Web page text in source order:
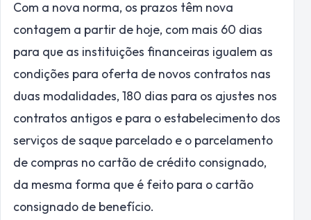
Com a nova norma, os prazos têm nova
contagem a partir de hoje, com mais 60 dias
para que as instituições financeiras igualem as
condições para oferta de novos contratos nas
duas modalidades, 180 dias para os ajustes nos
contratos antigos e para o estabelecimento dos
serviços de saque parcelado e o parcelamento
de compras no cartão de crédito consignado,
da mesma forma que é feito para o cartão
consignado de benefício.